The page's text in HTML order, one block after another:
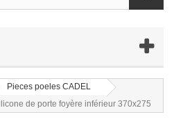
Pieces poeles CADEL
de porte foyère inférieur 370x275